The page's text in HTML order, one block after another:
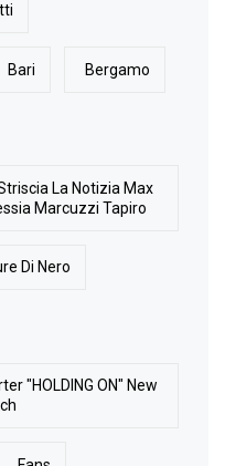
Bari Bergamo
La Notizia Max
Marcuzzi Tapiro
Di Nero
"HOLDING ON" New